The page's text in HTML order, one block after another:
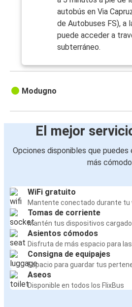
autobús en Via
de Autobuses FS), a
puede acceder a
subterráneo.
Modugno
El mejor
Opciones disponibles que puedes
más
WiFi gratuito
Mantente conectado durante tu
Tomas de corriente
Mantén tus dispositivos
Asientos cómodos
Disfruta de más espacio para
Consigna de equipajes
Espacio para guardar tus
Aseos
Disponible en todos los FlixBus